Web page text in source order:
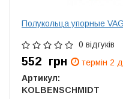
Полукольца упорные
0 відгуків
552 грн
термін 2
Артикул:
KOLBENSCHMIDT